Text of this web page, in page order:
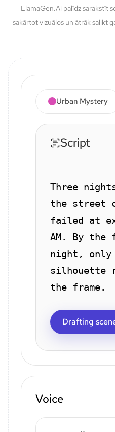
LlamaGen.Ai palīdz sarakstīt
sakārtot vizuālos un ātrāk salikt
Urban Mystery
Script
Three
the street
failed at
AM. By the
night, only
silhouette
the frame.
Drafting
Voice